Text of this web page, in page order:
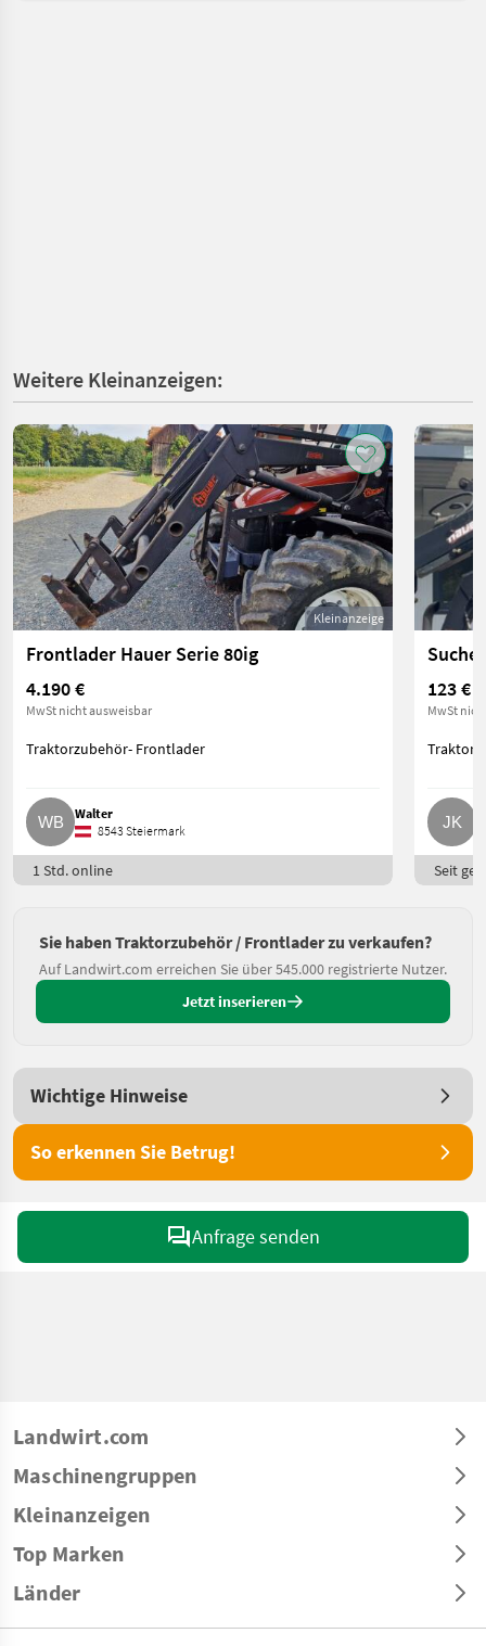
Weitere Kleinanzeigen:
Kleinanzeige
Frontlader Hauer Serie 80ig
4.190 €
MwSt nicht ausweisbar
Traktorzubehör- Frontlader
Walter
8543 Steiermark
1 Std. online
Suche
123 €
MwSt
Seit
Sie haben Traktorzubehör / Frontlader zu verkaufen?
Auf Landwirt.com erreichen Sie über 545.000 registrierte Nutzer.
Jetzt inserieren
Wichtige Hinweise
So erkennen Sie Betrug!
Anfrage senden
Landwirt.com
Maschinengruppen
Kleinanzeigen
Top Marken
Länder